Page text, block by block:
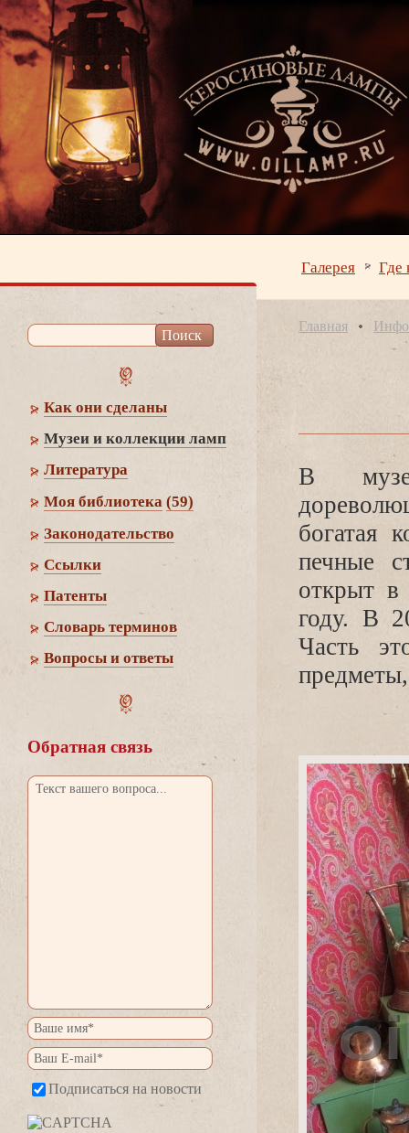
Галерея Где
Как они сделаны
Музеи и коллекции ламп
Литература
Моя библиотека (59)
Законодательство
Cсылки
Патенты
Словарь термино
опросы и ответы
Обратная связь
Подписаться на новости
Главная
музее
огатая
печные
открыт в
оду. В
Часть
предметы,